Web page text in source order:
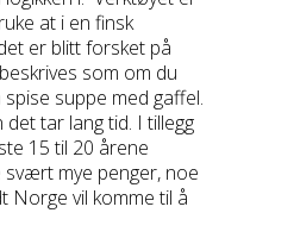
at i en finsk
er blitt forsket på
som om du
suppe med gaffel.
det tar lang tid. I tillegg
15 til 20 årene
svært mye penger, noe
Norge vil komme til å